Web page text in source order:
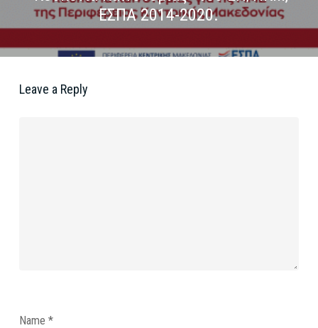
ΕΣΠΑ 2014-2020.
Leave a Reply
Name *